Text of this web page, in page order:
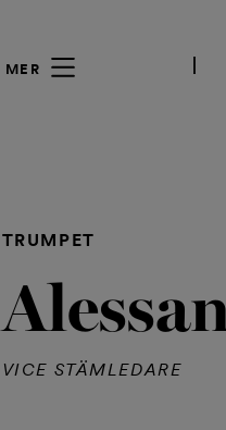
MER
TRUMPET
VICE STÄMLEDARE